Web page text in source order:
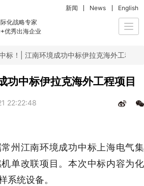
化战略专家
优秀出海企业
新闻 News English
标！| 江南环境成功中标伊拉克海外工程项
功中标伊拉克海外工程项目
22:22:48
州江南环境成功中标上海电气集
单改联项目。本次中标内容为化
系统设备。